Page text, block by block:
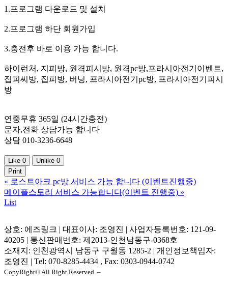
1.프로그램 다운로드 및 설치
2.프로그램 하단 회원가입
3.충전후 바로 이용 가능 합니다.
하이런처, 지피방, 원격피시방, 원격pc방,프라시아전기이벤트,
집피씨방, 집피방, 버닝, 프라시아전기pc방, 프라시아전기피시
방
연중무휴 365일 (24시간충전)
문자,전화 상담가능 합니다
상담 010-3236-6648
Like 0 Unlike 0
Print
« 로스트아크 pc방 서비스 가능 합니다 (이벤트진행중)
메이플스토리 서비스 가능합니다(이벤트 진행중) »
List
상호: 에즈링크 | 대표이사: 조영진 | 사업자등록번호: 121-09-
40205 | 통신판매번호: 제2013-인천남동구-0368호
소재지: 인천광역시 남동구 구월동 1285-2 | 개인정보책임자:
조영진 | Tel: 070-8285-4434 , Fax: 0303-0944-0742
CopyRight© All Right Reserved. –